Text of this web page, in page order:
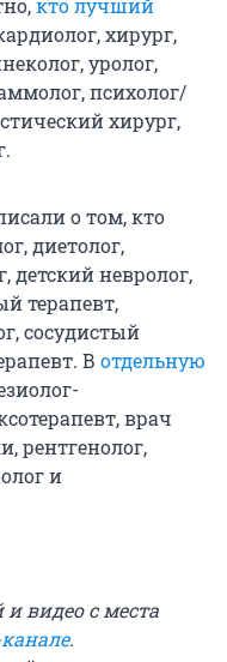
кто лучший
хирург,
уролог,
психолог/
хирург,
о том, кто
диетолог,
детский невролог,
терапевт,
сосудистый
В отдельную
врач
рентгенолог,
и
видео с места
.